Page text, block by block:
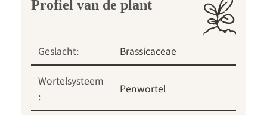
Profiel van de plant
Geslacht:
Brassicaceae
Wortelsysteem
:
Penwortel